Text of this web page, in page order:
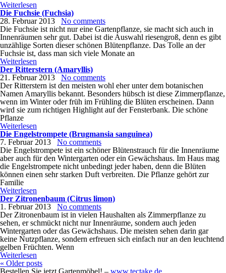
Weiterlesen
Die Fuchsie (Fuchsia)
28. Februar 2013
No comments
Die Fuchsie ist nicht nur eine Gartenpflanze, sie macht sich auch in
Innenräumen sehr gut. Dabei ist die Auswahl riesengroß, denn es gibt
unzählige Sorten dieser schönen Blütenpflanze. Das Tolle an der
Fuchsie ist, dass man sich viele Monate an
Weiterlesen
Der Ritterstern (Amaryllis)
21. Februar 2013
No comments
Der Ritterstern ist den meisten wohl eher unter dem botanischen
Namen Amaryllis bekannt. Besonders hübsch ist diese Zimmerpflanze,
wenn im Winter oder früh im Frühling die Blüten erscheinen. Dann
wird sie zum richtigen Highlight auf der Fensterbank. Die schöne
Pflanze
Weiterlesen
Die Engelstrompete (Brugmansia sanguinea)
7. Februar 2013
No comments
Die Engelstrompete ist ein schöner Blütenstrauch für die Innenräume
aber auch für den Wintergarten oder ein Gewächshaus. Im Haus mag
die Engelstrompete nicht unbedingt jeder haben, denn die Blüten
können einen sehr starken Duft verbreiten. Die Pflanze gehört zur
Familie
Weiterlesen
Der Zitronenbaum (Citrus limon)
1. Februar 2013
No comments
Der Zitronenbaum ist in vielen Haushalten als Zimmerpflanze zu
sehen, er schmückt nicht nur Innenräume, sondern auch jeden
Wintergarten oder das Gewächshaus. Die meisten sehen darin gar
keine Nutzpflanze, sondern erfreuen sich einfach nur an den leuchtend
gelben Früchten. Wenn
Weiterlesen
« Older posts
Bestellen Sie jetzt Gartenmöbel! – www.tectake.de